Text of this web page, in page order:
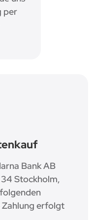
per
Bank AB
34 Stockholm,
Zahlung erfolgt